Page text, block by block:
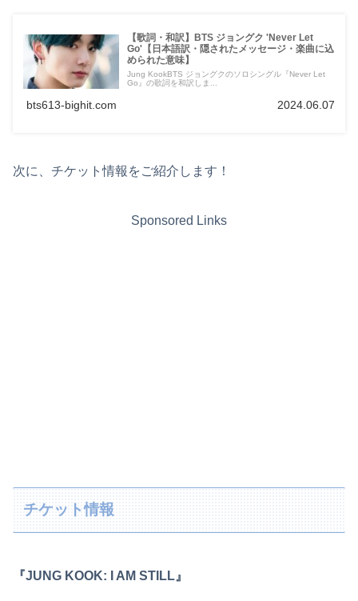
【歌詞・和訳】BTS ジョングク 'Never Let
Go'【日本語訳・隠されたメッセージ・楽曲に込
められた意味】
Jung KookBTS ジョングクのソロシングル『Never Let
Go』の歌詞を和訳しま...
bts613-bighit.com 2024.06.07
次に、チケット情報をご紹介します！
Sponsored Links
チケット情報
『JUNG KOOK: I AM STILL』